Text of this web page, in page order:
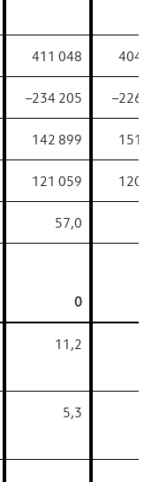
411 048 404
–234 205 –226
142 899 151
121 059 120
57,0­
0
11,2
5,3